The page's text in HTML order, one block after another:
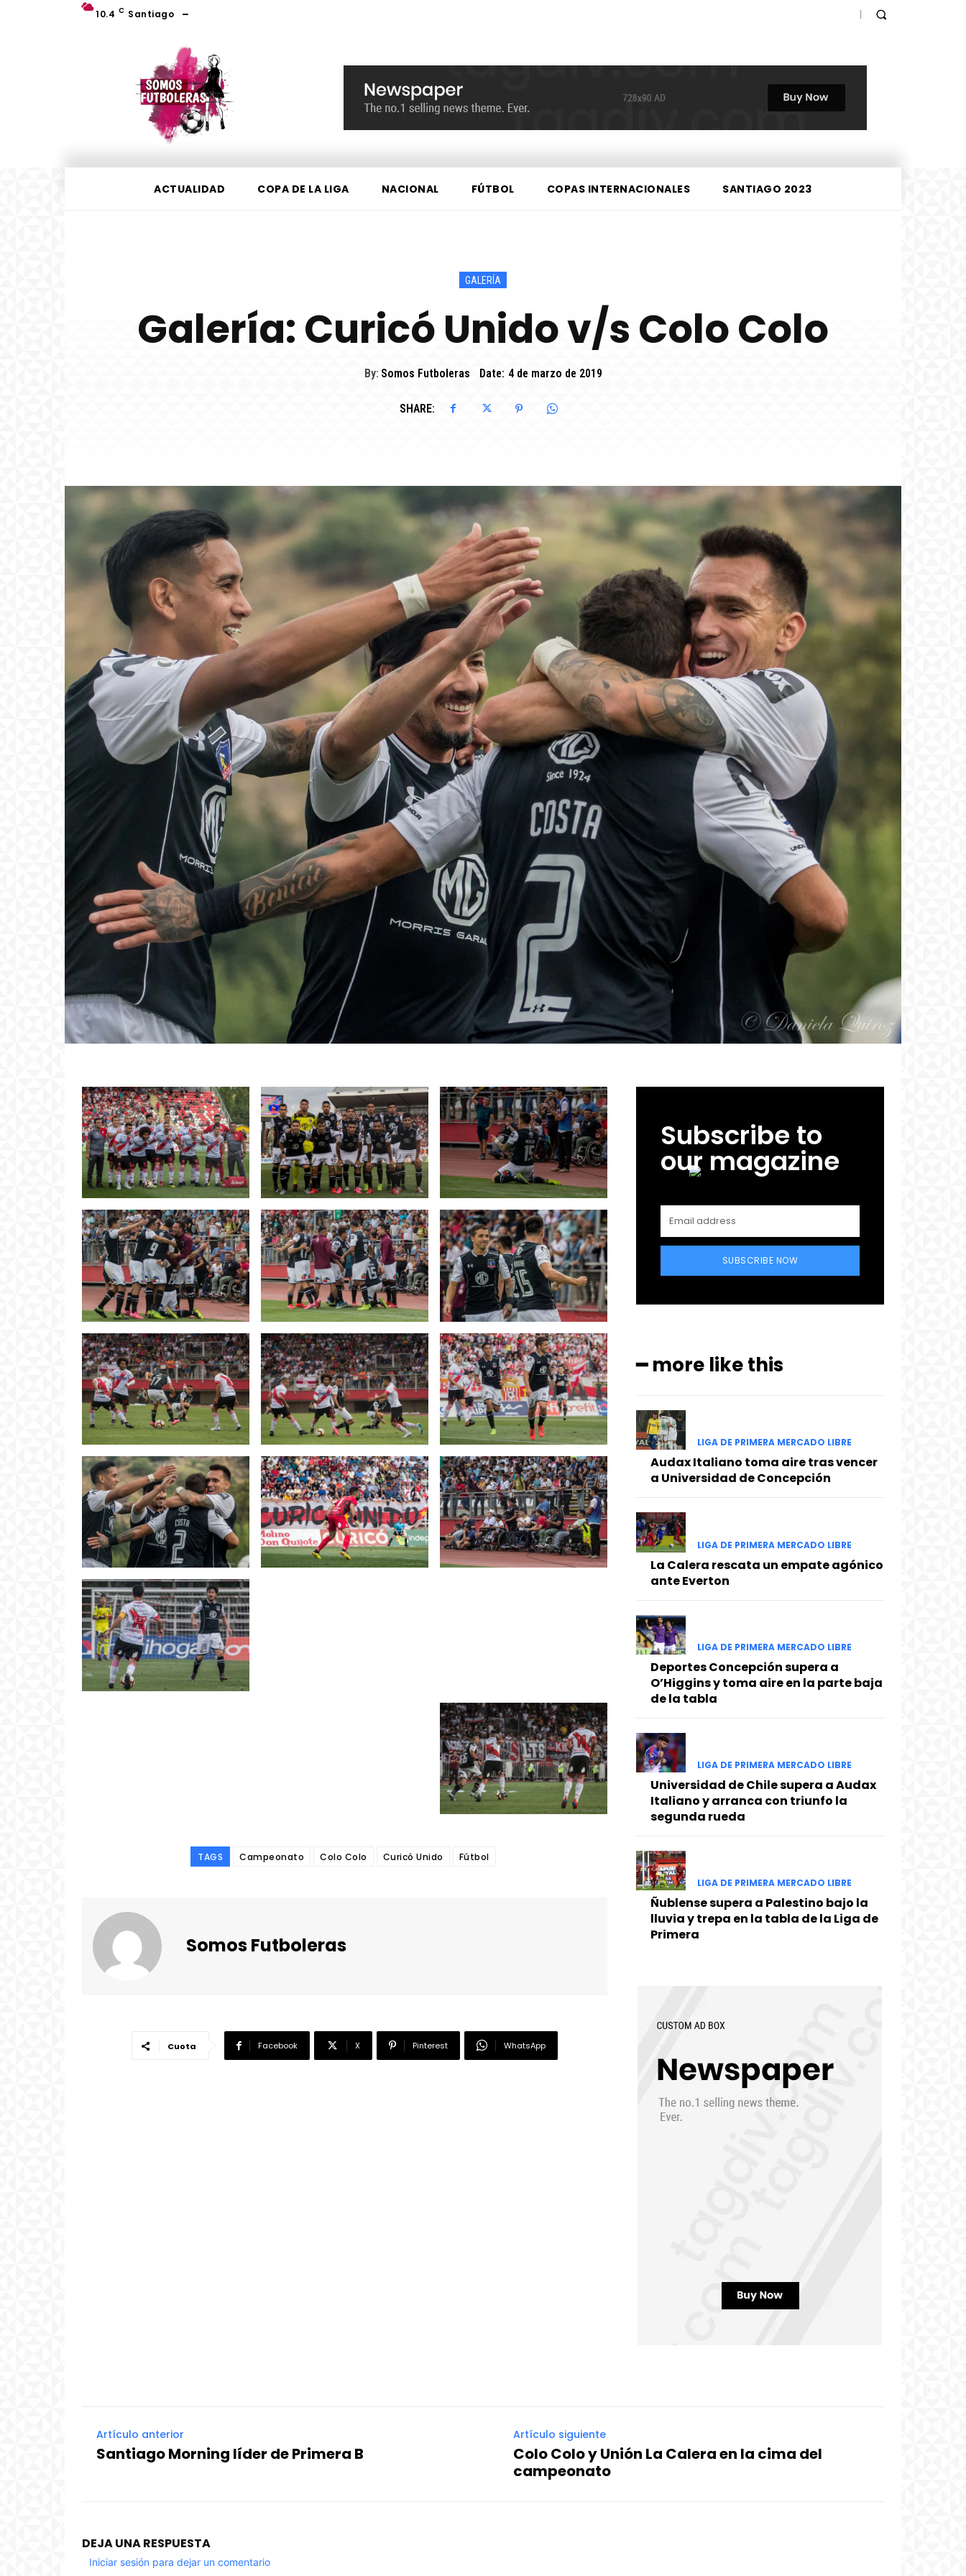
10.4 C Santiago
ACTUALIDAD COPA DE LA LIGA NACIONAL FÚTBOL COPAS INTERNACIONALES SANTIAGO 2023
GALERÍA
Galería: Curicó Unido v/s Colo Colo
By: Somos Futboleras Date: 4 de marzo de 2019
SHARE:
TAGS Campeonato Colo Colo Curicó Unido Fútbol
Somos Futboleras
Cuota Facebook X Pinterest WhatsApp
Subscribe to
our magazine
SUBSCRIBE NOW
━ more like this
LIGA DE PRIMERA MERCADO LIBRE
Audax Italiano toma aire tras vencer
a Universidad de Concepción
LIGA DE PRIMERA MERCADO LIBRE
La Calera rescata un empate agónico
ante Everton
LIGA DE PRIMERA MERCADO LIBRE
Deportes Concepción supera a
O’Higgins y toma aire en la parte baja
de la tabla
LIGA DE PRIMERA MERCADO LIBRE
Universidad de Chile supera a Audax
Italiano y arranca con triunfo la
segunda rueda
LIGA DE PRIMERA MERCADO LIBRE
Ñublense supera a Palestino bajo la
lluvia y trepa en la tabla de la Liga de
Primera
Artículo anterior
Santiago Morning líder de Primera B
Artículo siguiente
Colo Colo y Unión La Calera en la cima del
campeonato
DEJA UNA RESPUESTA
Iniciar sesión para dejar un comentario